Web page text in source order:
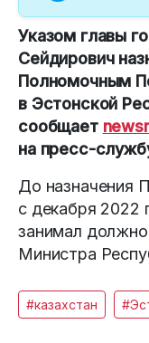
Указом главы
Сейдирович
Полномочным
в Эстонской
сообщает
на пресс-
До назначения
с декабря 2022
занимал
Министра
#казахстан